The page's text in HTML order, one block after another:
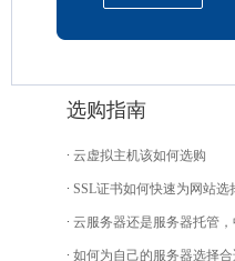
选购指南
云虚拟主机该如何选购
SSL证书如何快速为网站选
云服务器还是服务器托管，中小
如何为自己的服务器选择合